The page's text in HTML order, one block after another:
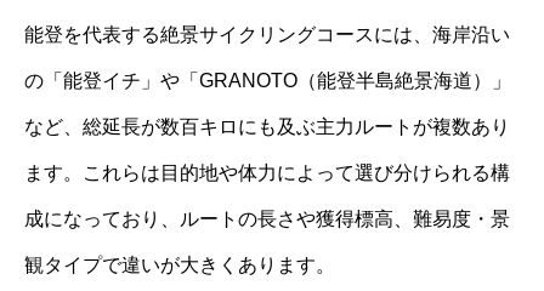
能登を代表する絶景サイクリングコースには、海岸沿い
の「能登イチ」や「GRANOTO（能登半島絶景海道）」
など、総延長が数百キロにも及ぶ主力ルートが複数あり
ます。これらは目的地や体力によって選び分けられる構
成になっており、ルートの長さや獲得標高、難易度・景
観タイプで違いが大きくあります。